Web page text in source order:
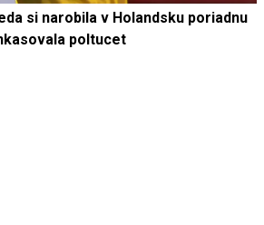
si narobila v Holandsku poriadnu
poltucet